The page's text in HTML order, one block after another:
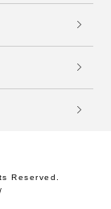
Reserved.